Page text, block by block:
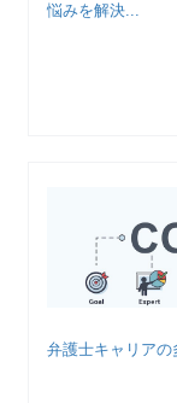
悩みを解決...
弁護士キャリア